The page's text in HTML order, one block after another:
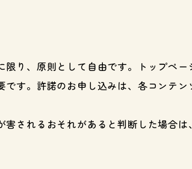
り、原則として自由です。トップペ
す。許諾のお申し込みは、各コンテ
されるおそれがあると判断した場合は